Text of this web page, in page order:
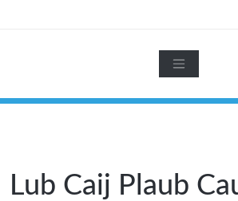
Lub Caij Plaub